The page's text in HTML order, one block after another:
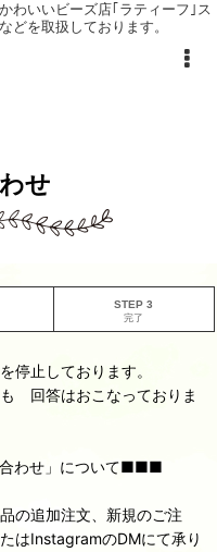
わいいビーズ店｢ラティーフ｣ ス
どを取扱しております。
せ
STEP 3
完了
停止しております。
回答はおこなっておりま
わせ」について■■■
の追加注文、新規のご注
はInstagramのDMにて承り